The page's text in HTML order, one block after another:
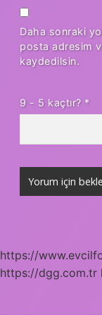
Daha sonraki
posta adresim
kaydedilsin.
9 - 5 kaçtır? *
https://
https://dgg.com.tr